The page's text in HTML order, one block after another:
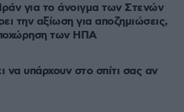
για το άνοιγμα των Στενών
την αξίωση για αποζημιώσεις,
των ΗΠΑ
να υπάρχουν στο σπίτι σας αν